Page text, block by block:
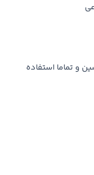
و تماما استفاده